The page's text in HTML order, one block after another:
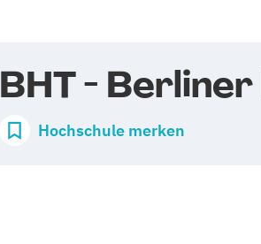
BHT -
Hochschule merken